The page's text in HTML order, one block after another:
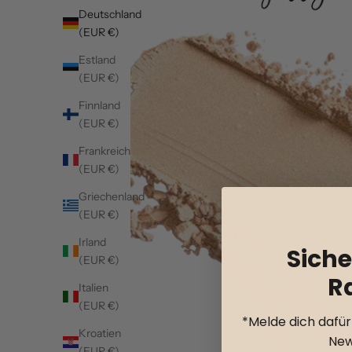
Deutschland
(EUR €)
Estland
(EUR €)
Finnland
(EUR €)
Frankreich
(EUR €)
Griechenland
(EUR €)
Irland
(EUR €)
Italien
(EUR €)
Kroatien
*Melde dich